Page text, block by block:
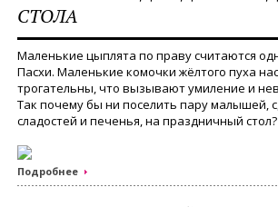
СТОЛА
Маленькие цыплята по праву считаются
Пасхи. Маленькие комочки жёлтого пуха
трогательны, что вызывают умиление и
Так почему бы ни поселить пару малышей,
сладостей и печенья, на праздничный стол?
Подробнее